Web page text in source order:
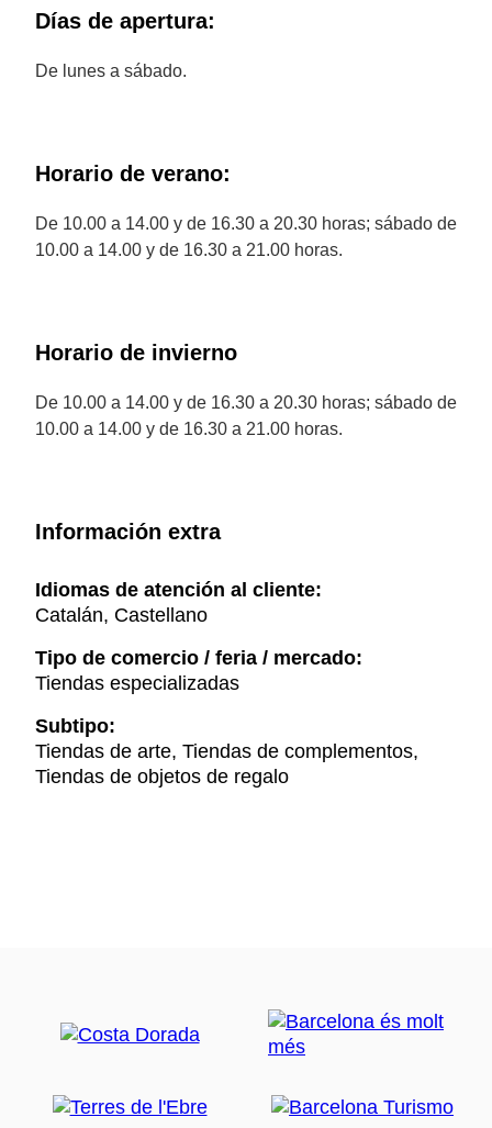
Días de apertura:
De lunes a sábado.
Horario de verano:
De 10.00 a 14.00 y de 16.30 a 20.30 horas; sábado de
10.00 a 14.00 y de 16.30 a 21.00 horas.
Horario de invierno
De 10.00 a 14.00 y de 16.30 a 20.30 horas; sábado de
10.00 a 14.00 y de 16.30 a 21.00 horas.
Información extra
Idiomas de atención al cliente:
Catalán, Castellano
Tipo de comercio / feria / mercado:
Tiendas especializadas
Subtipo:
Tiendas de arte, Tiendas de complementos,
Tiendas de objetos de regalo